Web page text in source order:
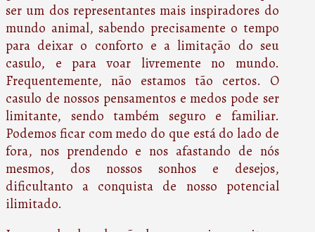
ser um dos representantes mais inspiradores do
mundo animal, sabendo precisamente o tempo
para deixar o conforto e a limitação do seu
casulo, e para voar livremente no mundo.
Frequentemente, não estamos tão certos. O
casulo de nossos pensamentos e medos pode ser
limitante, sendo também seguro e familiar.
Podemos ficar com medo do que está do lado de
fora, nos prendendo e nos afastando de nós
mesmos, dos nossos sonhos e desejos,
dificultanto a conquista de nosso potencial
ilimitado.